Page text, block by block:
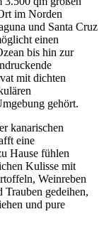
im Norden
und Santa Cruz
einen
bis hin zur
mit dichten
gehört.
kanarischen
eine
Hause fühlen
Kulisse mit
Weinreben
gedeihen,
und pure